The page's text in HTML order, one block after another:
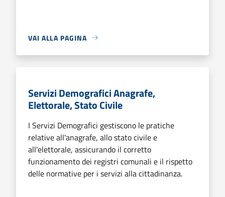
VAI ALLA PAGINA
Servizi Demografici Anagrafe,
Elettorale, Stato Civile
I Servizi Demografici gestiscono le pratiche
relative all'anagrafe, allo stato civile e
all'elettorale, assicurando il corretto
funzionamento dei registri comunali e il rispetto
delle normative per i servizi alla cittadinanza.